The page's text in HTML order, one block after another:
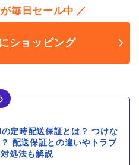
毎日セール中
ショッピング
定時配送保証とは？ つけな
配送保証との違いやトラブ
処法も解説